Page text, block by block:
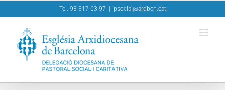
to
Tel. 93 317 63 97 psocial@arqbcn.cat